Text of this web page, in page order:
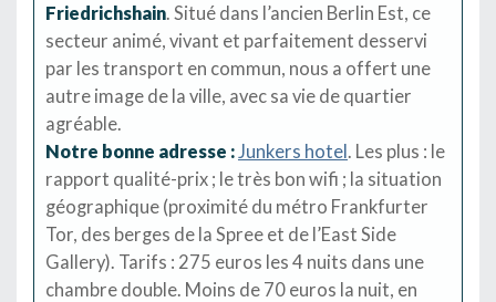
Friedrichshain. Situé dans l’ancien Berlin Est, ce
secteur animé, vivant et parfaitement desservi
par les transport en commun, nous a offert une
autre image de la ville, avec sa vie de quartier
agréable.
Notre bonne adresse :Junkers hotel. Les plus : le
rapport qualité-prix ; le très bon wifi ; la situation
géographique (proximité du métro Frankfurter
Tor, des berges de la Spree et de l’East Side
Gallery). Tarifs : 275 euros les 4 nuits dans une
chambre double. Moins de 70 euros la nuit, en